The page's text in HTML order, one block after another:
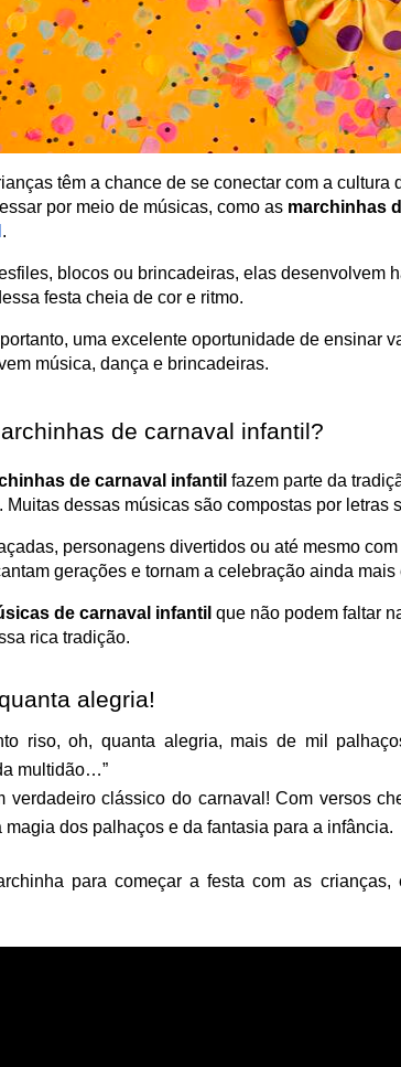
têm a chance de se conectar com a
por meio de músicas, como as marchinhas
.
blocos ou brincadeiras, elas desenvolvem
festa cheia de cor e ritmo.
uma excelente oportunidade de ensinar
música, dança e brincadeiras.
de carnaval infantil?
de carnaval infantil fazem parte da
Muitas dessas músicas são compostas por letras
personagens divertidos ou até mesmo
gerações e tornam a celebração ainda mais
de carnaval infantil que não podem faltar
rica tradição.
alegria!
riso, oh, quanta alegria, mais de mil
multidão…”
verdadeiro clássico do carnaval! Com versos
dos palhaços e da fantasia para a infância.
para começar a festa com as